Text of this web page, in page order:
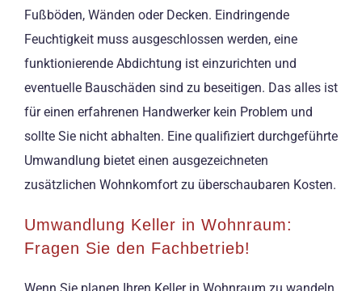
Fußböden, Wänden oder Decken. Eindringende
Feuchtigkeit muss ausgeschlossen werden, eine
funktionierende Abdichtung ist einzurichten und
eventuelle Bauschäden sind zu beseitigen. Das alles ist
für einen erfahrenen Handwerker kein Problem und
sollte Sie nicht abhalten. Eine qualifiziert durchgeführte
Umwandlung bietet einen ausgezeichneten
zusätzlichen Wohnkomfort zu überschaubaren Kosten.
Umwandlung Keller in Wohnraum:
Fragen Sie den Fachbetrieb!